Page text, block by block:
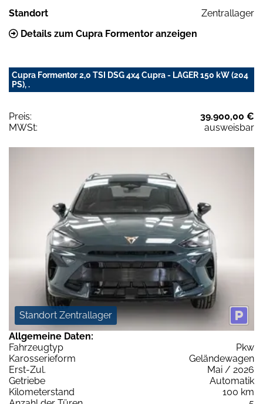
Standort
Zentrallager
Details zum Cupra Formentor anzeigen
Cupra Formentor 2,0 TSI DSG 4x4 Cupra - LAGER 150 kW (204
PS), .
Preis:
39.900,00 €
MWSt:
ausweisbar
Standort Zentrallager
Allgemeine Daten:
Fahrzeugtyp
Pkw
Karosserieform
Geländewagen
Erst-Zul.
Mai / 2026
Getriebe
Automatik
Kilometerstand
100 km